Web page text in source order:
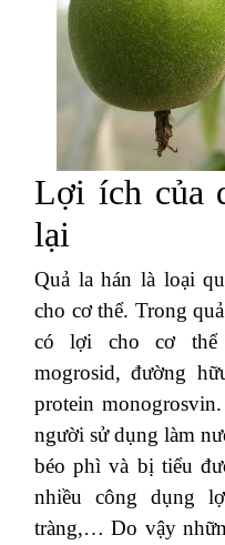
Lợi ích của
lại
Quả la hán là loại
cho cơ thể. Trong
có lợi cho cơ thể
mogrosid, đường
protein
người sử dụng làm
béo phì và bị tiểu
nhiều công dụng
tràng,… Do vậy